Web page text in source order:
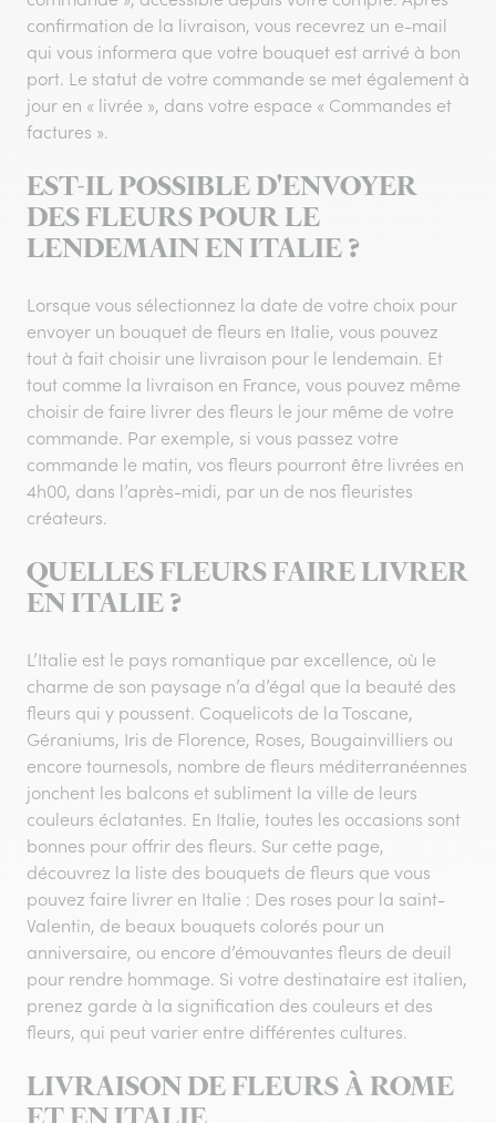
confirmation de la livraison, vous recevrez un e-mail
qui vous informera que votre bouquet est arrivé à bon
port. Le statut de votre commande se met également à
jour en « livrée », dans votre espace « Commandes et
factures ».
EST-IL POSSIBLE D'ENVOYER
DES FLEURS POUR LE
LENDEMAIN EN ITALIE ?
Lorsque vous sélectionnez la date de votre choix pour
envoyer un bouquet de fleurs en Italie, vous pouvez
tout à fait choisir une livraison pour le lendemain. Et
tout comme la livraison en France, vous pouvez même
choisir de faire livrer des fleurs le jour même de votre
commande. Par exemple, si vous passez votre
commande le matin, vos fleurs pourront être livrées en
4h00, dans l’après-midi, par un de nos fleuristes
créateurs.
QUELLES FLEURS FAIRE LIVRER
EN ITALIE ?
L’Italie est le pays romantique par excellence, où le
charme de son paysage n’a d’égal que la beauté des
fleurs qui y poussent. Coquelicots de la Toscane,
Géraniums, Iris de Florence, Roses, Bougainvilliers ou
encore tournesols, nombre de fleurs méditerranéennes
jonchent les balcons et subliment la ville de leurs
couleurs éclatantes. En Italie, toutes les occasions sont
bonnes pour offrir des fleurs. Sur cette page,
découvrez la liste des bouquets de fleurs que vous
pouvez faire livrer en Italie : Des roses pour la saint-
Valentin, de beaux bouquets colorés pour un
anniversaire, ou encore d’émouvantes fleurs de deuil
pour rendre hommage. Si votre destinataire est italien,
prenez garde à la signification des couleurs et des
fleurs, qui peut varier entre différentes cultures.
LIVRAISON DE FLEURS À ROME